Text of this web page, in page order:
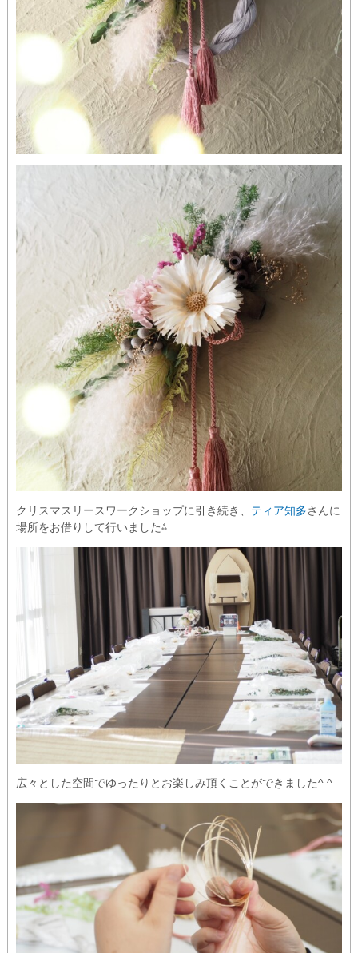
クリスマスリースワークショップに引き続き、 ティア知多さんに
場所をお借りして行いました⁂
広々とした空間でゆったりとお楽しみ頂くことができました^ ^